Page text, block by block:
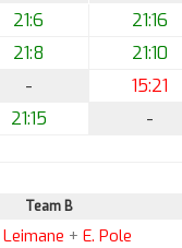
21:6 21:16
21:8 21:10
- 15:21
21:15 -
Team B
Leimane + E. Pole